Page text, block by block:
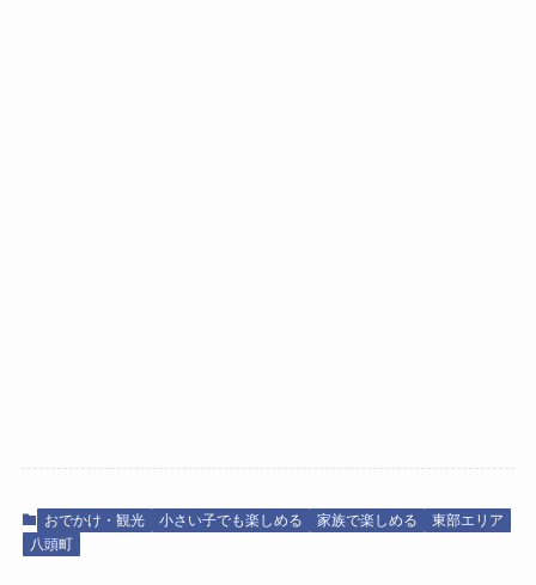
おでかけ・観光 小さい子でも楽しめる 家族で楽しめる
東部エリア
八頭町